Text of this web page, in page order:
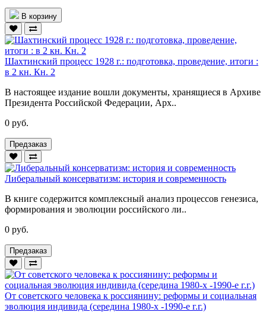
В корзину
Шахтинский процесс 1928 г.: подготовка, проведение, итоги :
в 2 кн. Кн. 2
В настоящее издание вошли документы, хранящиеся в Архиве
Президента Российской Федерации, Арх..
0 руб.
Предзаказ
Либеральный консерватизм: история и современность
В книге содержится комплексный анализ процессов генезиса,
формирования и эволюции российского ли..
0 руб.
Предзаказ
От советского человека к россиянину: реформы и социальная
эволюция индивида (середина 1980-х -1990-е г.г.)